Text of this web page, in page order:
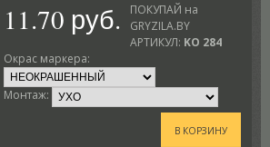
11.70 руб.
ПОКУПАЙ на
GRYZILA.BY
АРТИКУЛ: KO 284
Окрас маркера:
Монтаж:
В КОРЗИНУ